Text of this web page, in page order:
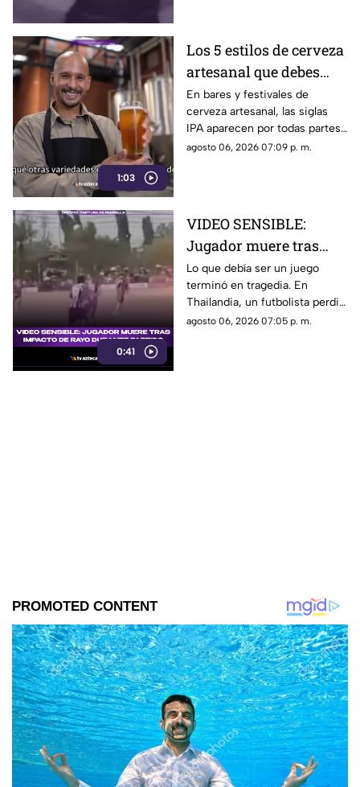
1:03
Los 5 estilos de cerveza
artesanal que debes
conocer
En bares y festivales de
cerveza artesanal, las siglas
IPA aparecen por todas partes.
Pero, ¿qué significa realmente
agosto 06, 2026 07:09 p. m.
0:41
VIDEO SENSIBLE:
Jugador muere tras
impacto de rayo
durante partido
Lo que debía ser un juego
terminó en tragedia. En
Thailandia, un futbolista perdió
la vida al ser alcanzado por un
agosto 06, 2026 07:05 p. m.